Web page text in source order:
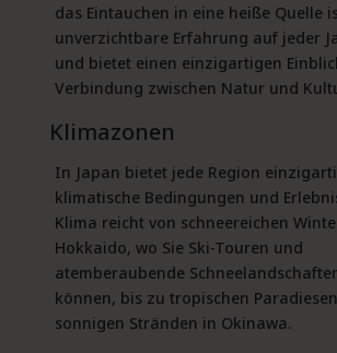
das Eintauchen in eine heiße Quelle
unverzichtbare Erfahrung auf jeder
und bietet einen einzigartigen
Verbindung zwischen Natur und
Klimazonen
In Japan bietet jede Region
klimatische Bedingungen und
Klima reicht von schneereichen
Hokkaido, wo Sie Ski-Touren und
atemberaubende
können, bis zu tropischen
sonnigen Stränden in Okinawa.